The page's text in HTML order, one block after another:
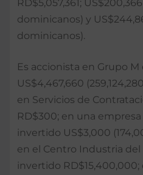
RD$5,057,361; US$200,366
dominicanos) y
dominicanos).
Es accionista en Grupo
US$4,467,660
en Servicios de
RD$300; en una
invertido US$3,000
en el Centro Industria
invertido RD$15,400,000;